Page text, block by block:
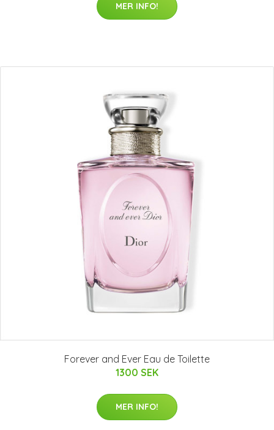
MER INFO!
Forever and Ever Eau de Toilette
1300 SEK
MER INFO!